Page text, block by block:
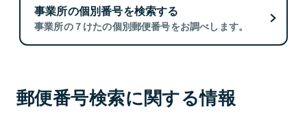
事業所の個別番号を検索する
事業所の７けたの個別郵便番号をお調べします。
郵便番号検索に関する情報